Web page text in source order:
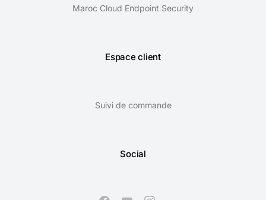
Maroc Cloud Endpoint Security
Espace client
Suivi de commande
Social